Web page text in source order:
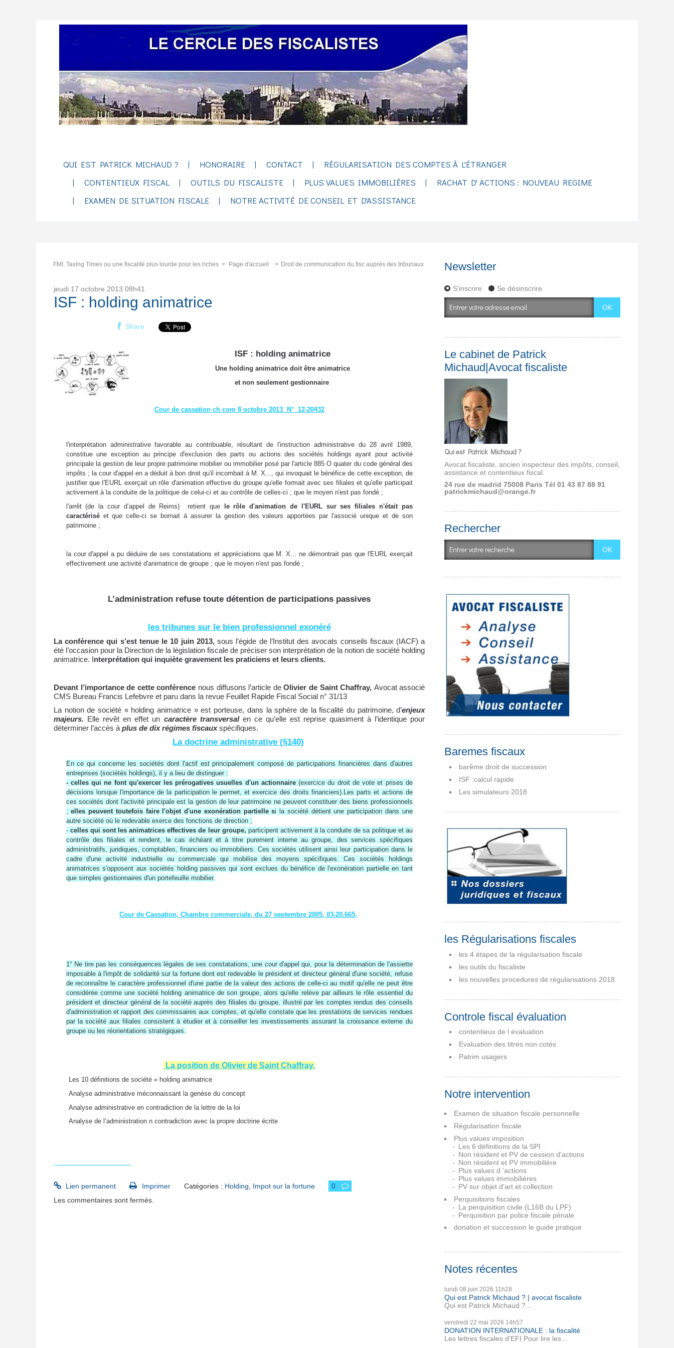
QUI EST PATRICK MICHAUD ? HONORAIRE CONTACT
RÉGULARISATION DES COMPTES À L'ÉTRANGER
CONTENTIEUX FISCAL
OUTILS DU FISCALISTE PLUS VALUES IMMOBILIÈRES
RACHAT D' ACTIONS : NOUVEAU REGIME
EXAMEN DE SITUATION FISCALE
NOTRE ACTIVITÉ DE CONSEIL ET D'ASSISTANCE
FMI. Taxing Times ou une fiscalité plus lourde pour les riches Page d'accueil Droit de communication du fisc auprès des tribunaux
jeudi 17 octobre 2013 08h41
ISF : holding animatrice
Share
ISF : holding animatrice
Une holding animatrice doit être animatrice
et non seulement gestionnaire
Cour de cassation ch com 8 octobre 2013 N° 12-20432
l'interprétation administrative favorable au contribuable, résultant de l'instruction administrative du 28 avril 1989,
constitue une exception au principe d'exclusion des parts ou actions des sociétés holdings ayant pour activité
principale la gestion de leur propre patrimoine mobilier ou immobilier posé par l'article 885 O quater du code général des
impôts ; la cour d'appel en a déduit à bon droit qu'il incombait à M. X..., qui invoquait le bénéfice de cette exception, de
justifier que I'EURL exerçait un rôle d'animation effective du groupe qu'elle formait avec ses filiales et qu'elle participait
activement à la conduite de la politique de celui-ci et au contrôle de celles-ci ; que le moyen n'est pas fondé ;
l'arrêt (de la cour d’appel de Reims) retient quele rôle d'animation de l'EURL sur ses filiales n'était pas
caractérisé et que celle-ci se bornait à assurer la gestion des valeurs apportées par l'associé unique et de son
patrimoine ;
la cour d'appel a pu déduire de ses constatations et appréciations que M. X... ne démontrait pas que l'EURL exerçait
effectivement une activité d'animatrice de groupe ; que le moyen n'est pas fondé ;
L’administration refuse toute détention de participations passives
les tribunes sur le bien professionnel exonéré
La conférence qui s’est tenue le 10 juin 2013,sous l’égide de l’Institut des avocats conseils fiscaux (IACF) a
été l’occasion pour la Direction de la législation fiscale de préciser son interprétation de la notion de société holding
animatrice. I nterprétation qui inquiète gravement les praticiens et leurs clients.
Devant l’importance de cette conférence nous diffusons l’article deOlivier de Saint Chaffray, Avocat associé
CMS Bureau Francis Lefebvre et paru dans la revue Feuillet Rapide Fiscal Social n° 31/13
La notion de société « holding animatrice » est porteuse, dans la sphère de la fiscalité du patrimoine, d’enjeux
majeurs. Elle revêt en effet un caractère transversalen ce qu’elle est reprise quasiment à l’identique pour
déterminer l’accès à plus de dix régimes fiscauxspécifiques.
La doctrine administrative (§140)
En ce qui concerne les sociétés dont l'actif est principalement composé de participations financières dans d'autres
entreprises (sociétés holdings), il y a lieu de distinguer :
- celles qui ne font qu'exercer les prérogatives usuelles d'un actionnaire(exercice du droit de vote et prises de
décisions lorsque l'importance de la participation le permet, et exercice des droits financiers).Les parts et actions de
ces sociétés dont l'activité principale est la gestion de leur patrimoine ne peuvent constituer des biens professionnels
;elles peuvent toutefois faire l'objet d'une exonération partielle si la société détient une participation dans une
autre société où le redevable exerce des fonctions de direction ;
- celles qui sont les animatrices effectives de leur groupe, participent activement à la conduite de sa politique et au
contrôle des filiales et rendent, le cas échéant et à titre purement interne au groupe, des services spécifiques
administratifs, juridiques, comptables, financiers ou immobiliers. Ces sociétés utilisent ainsi leur participation dans le
cadre d'une activité industrielle ou commerciale qui mobilise des moyens spécifiques. Ces sociétés holdings
animatrices s'opposent aux sociétés holding passives qui sont exclues du bénéfice de l'exonération partielle en tant
que simples gestionnaires d'un portefeuille mobilier.
Cour de Cassation, Chambre commerciale, du 27 septembre 2005, 03-20.665,
1° Ne tire pas les conséquences légales de ses constatations, une cour d'appel qui, pour la détermination de l'assiette
imposable à l'impôt de solidarité sur la fortune dont est redevable le président et directeur général d'une société, refuse
de reconnaître le caractère professionnel d'une partie de la valeur des actions de celle-ci au motif qu'elle ne peut être
considérée comme une société holding animatricede son groupe, alors qu'elle relève par ailleurs le rôle essentiel du
président et directeur général de la société auprès des filiales du groupe, illustré par les comptes rendus des conseils
d'administration et rapport des commissaires aux comptes, et qu'elle constate que les prestations de services rendues
par la société aux filiales consistent à étudier et à conseiller les investissements assurant la croissance externe du
groupe ou les réorientations stratégiques.
La position deOlivier de Saint Chaffray,
Les 10 définitions de société « holding animatrice
Analyse administrative méconnaissant la genèse du concept
Analyse administrative en contradiction de la lettre de la loi
Analyse de l’administration n contradiction avec la propre doctrine écrite
Lien permanent Imprimer Catégories : Holding Impot sur la fortune
0
Les commentaires sont fermés.
Newsletter
S'inscrire Se désinscrire
Le cabinet de Patrick
Michaud|Avocat fiscaliste
Qui est Patrick Michaud ?
Avocat fiscaliste, ancien inspecteur des impôts, conseil,
assistance et contentieux fiscal.
24 rue de madrid 75008 ParisTél 01 43 87 88 91
patrickmichaud@orange.fr
Rechercher
Baremes fiscaux
barême droit de succession
ISF :calcul rapide
Les simulateurs 2018
les Régularisations fiscales
les 4 étapes de la régularisation fiscale
les outils du fiscaliste
les nouvelles procedures de régularisations 2018
Controle fiscal évaluation
contentieux de l évaluation
Evaluation des titres non cotés
Patrim usagers
Notre intervention
Examen de situation fiscale personnelle
Régularisation fiscale
Plus values imposition
Les 6 définitions de la SPI
Non résident et PV de cession d'actions
Non résident et PV immobilière
Plus values d 'actions
Plus values immobilières
PV sur objet d'art et collection
Perquisitions fiscales
La perquisition civile (L16B du LPF)
Perquisition par police fiscale pénale
donation et succession le guide pratique
Notes récentes
lundi 08 juin 2026 11h28
Qui est Patrick Michaud ? | avocat fiscaliste
Qui est Patrick Michaud ?...
vendredi 22 mai 2026 14h57
DONATION INTERNATIONALE : la fiscalité
Les lettres fiscales d'EFI Pour lire les...